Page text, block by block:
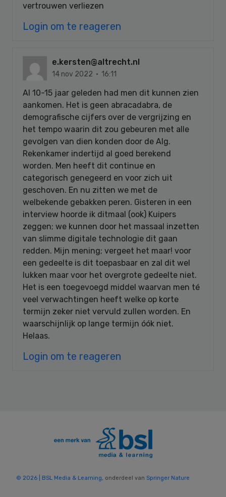
vertrouwen verliezen
Login om te reageren
e.kersten@altrecht.nl
14 nov 2022 · 16:11
Al 10-15 jaar geleden had men dit kunnen zien
aankomen. Het is geen abracadabra, de
demografische cijfers over de vergrijzing en
het tempo waarin dit zou gebeuren met alle
gevolgen van dien konden door de Alg.
Rekenkamer indertijd al goed berekend
worden. Men heeft dit continue en
categorisch genegeerd en voor zich uit
geschoven. En nu zitten we met de
welbekende gebakken peren. Gisteren in een
interview hoorde ik ditmaal (ook) Kuipers
zeggen; we kunnen door het massaal inzetten
van slimme digitale technologie dit gaan
redden. Mijn mening; vergeet het maar! voor
een gedeelte is dit toepasbaar en zal dit wel
lukken maar voor het overgrote gedeelte niet.
Het is een toegevoegd middel waarvan men té
veel verwachtingen heeft welke op korte
termijn zeker niet vervuld zullen worden. En
waarschijnlijk op lange termijn óók niet.
Helaas.
Login om te reageren
© 2026 | BSL Media & Learning , onderdeel van Springer Nature